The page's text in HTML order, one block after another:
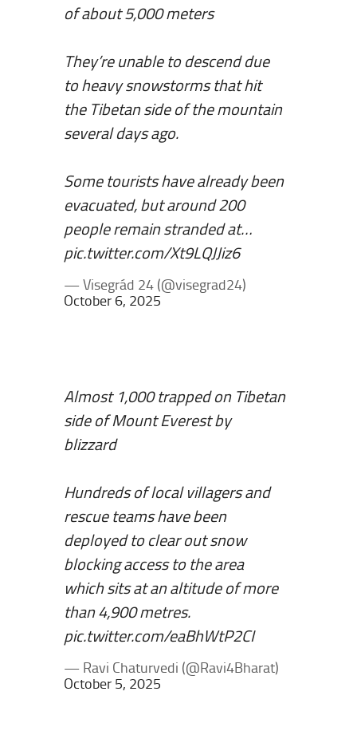
of about 5,000 meters
They’re unable to descend due
to heavy snowstorms that hit
the Tibetan side of the mountain
several days ago.
Some tourists have already been
evacuated, but around 200
people remain stranded at…
pic.twitter.com/Xt9LQJJiz6
— Visegrád 24 (@visegrad24)
October 6, 2025
Almost 1,000 trapped on Tibetan
side of Mount Everest by
blizzard
Hundreds of local villagers and
rescue teams have been
deployed to clear out snow
blocking access to the area
which sits at an altitude of more
than 4,900 metres.
pic.twitter.com/eaBhWtP2CI
— Ravi Chaturvedi (@Ravi4Bharat)
October 5, 2025